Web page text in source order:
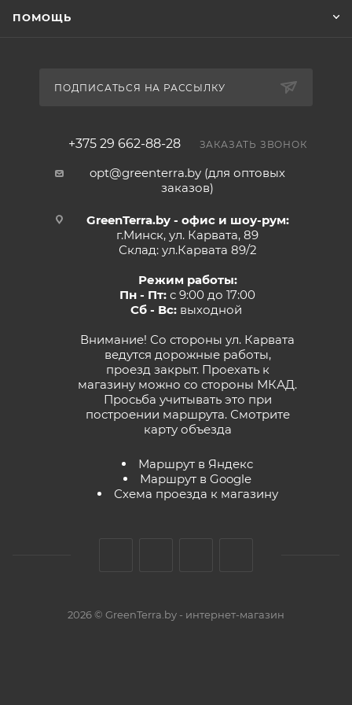
ПОМОЩЬ
ПОДПИСАТЬСЯ НА РАССЫЛКУ
+375 29 662-88-28 ЗАКАЗАТЬ ЗВОНОК
opt@greenterra.by (для оптовых
заказов)
GreenTerra.by - офис и шоу-рум:
г.Минск, ул. Карвата, 89
Склад: ул.Карвата 89/2
Режим работы:
Пн - Пт: с 9:00 до 17:00
Сб - Вс:выходной
Внимание! Со стороны ул. Карвата
ведутся дорожные работы,
проезд закрыт. Проехать к
магазину можно со стороны МКАД.
Просьба учитывать это при
построении маршрута. Смотрите
карту объезда
Маршрут в Яндекс
Маршрут в Google
Схема проезда к магазину
2026 © GreenTerra.by - интернет-магазин